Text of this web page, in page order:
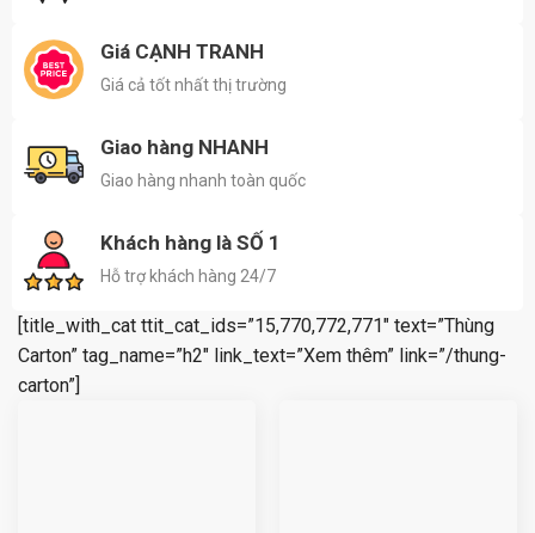
Giá CẠNH TRANH
Giá cả tốt nhất thị trường
Giao hàng NHANH
Giao hàng nhanh toàn quốc
Khách hàng là SỐ 1
Hỗ trợ khách hàng 24/7
[title_with_cat ttit_cat_ids=”15,770,772,771″ text=”Thùng
Carton” tag_name=”h2″ link_text=”Xem thêm” link=”/thung-
carton”]